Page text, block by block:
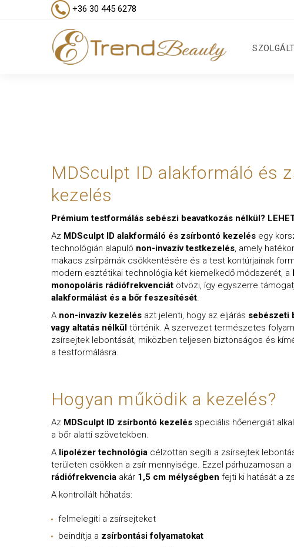
+36 30 445 6278
MDSculpt ID alakformáló és
kezelés
Prémium testformálás sebészi beavatkozás nélkül?
Az MDSculpt ID alakformáló és zsírbontó kezelés egy
technológián alapuló non-invazív testkezelés, amely
makacs zsírpárnák csökkentésére és a test kontúrjainak
modern esztétikai technológia két kiemelkedő módszerét, a
monopoláris rádiófrekvenciát ötvözi, így egyszerre
alakformálást és a bőr feszesítését.
A non-invazív kezelés azt jelenti, hogy az eljárás sebészeti
vagy altatás nélkül történik. A szervezet természetes
zsírsejtek lebontását, miközben teljesen biztonságos és
a testformálásra.
Hogyan működik a kezelés?
Az MDSculpt ID zsírbontó kezelés speciális hőenergiát
a bőr alatti szövetekben.
A lipolézer technológia célzottan segíti a zsírsejtek
területen csökken a zsír mennyisége. Ezzel párhuzamosan a
rádiófrekvencia akár 1,5 cm mélységben fejti ki hatását a
A kontrollált hőhatás:
felmelegíti a zsírsejteket
beindítja a zsírbontási folyamatokat